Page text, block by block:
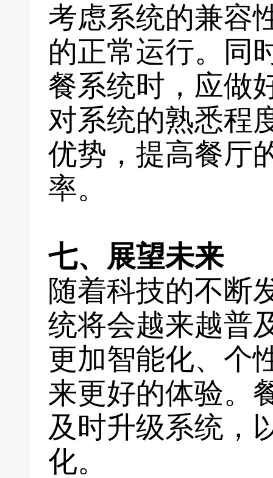
考虑系统的兼容
的正常运行。同
餐系统时，应做
对系统的熟悉程
优势，提高餐厅
率。
七、展望未来
随着科技的不断
统将会越来越普
更加智能化、个
来更好的体验。
及时升级系统，
化。